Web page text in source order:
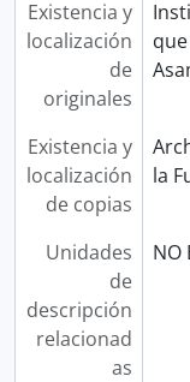
Existencia y
localización
de
originales
Existencia y
localización
de copias
la
Unidades
de
descripción
relacionad
as
NO